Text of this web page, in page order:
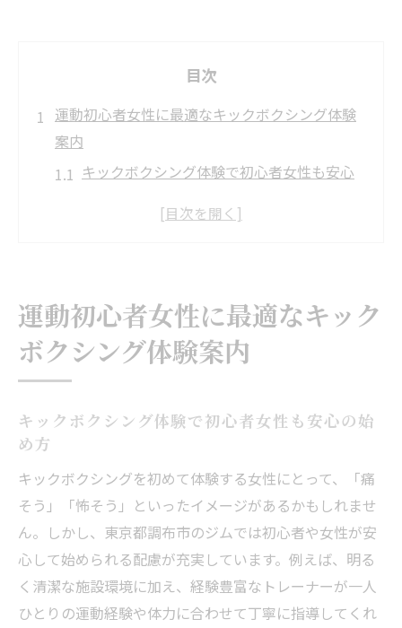
目次
運動初心者女性に最適なキックボクシング体験
案内
キックボクシング体験で初心者女性も安心
調布のキックボクシングは女性人気が高い
グ体験
キックボクシングで女性が感じる達成感と
解説
暗闇キックボクシングで非日常の爽快感を
体験
キックボクシングと暗闇フィットネスの相
乗効果
調布の暗闇キックボクシングで自信が生ま
運動初心者女性に最適なキック
ボクシング体験案内
キックボクシング体験で初心者女性も安心の始
め方
キックボクシングを初めて体験する女性にとって、「痛
そう」「怖そう」といったイメージがあるかもしれませ
ん。しかし、東京都調布市のジムでは初心者や女性が安
心して始められる配慮が充実しています。例えば、明る
く清潔な施設環境に加え、経験豊富なトレーナーが一人
ひとりの運動経験や体力に合わせて丁寧に指導してくれ